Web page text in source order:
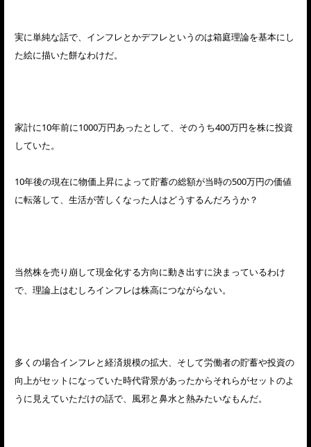
実に単純な話で、インフレとかデフレというのは箱庭理論を基本にし
た絵に描いた餅なわけだ。
家計に10年前に1000万円あったとして、そのうち400万円を株に投資
していた。
10年後の現在に物価上昇によって貯蓄の総額が当時の500万円の価値
に転落して、生活が苦しくなった人はどうするんだろうか？
当然株を売り崩して現金化する方向に動き出すに決まっているわけ
で、理論上はむしろインフレは株高につながらない。
多くの場合インフレと経済規模の拡大、そして労働者の貯蓄や投資の
向上がセットになっていた時代背景があったからそれらがセットのよ
うに見えていただけの話で、風邪と鼻水と熱みたいなもんだ。